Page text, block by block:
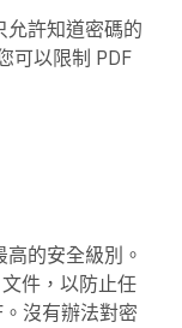
允許知道密碼的
可以限制 PDF
的安全級別。
件，以防止任
沒有辦法對密